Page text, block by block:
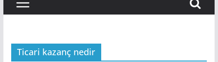
Ticari kazanç nedir